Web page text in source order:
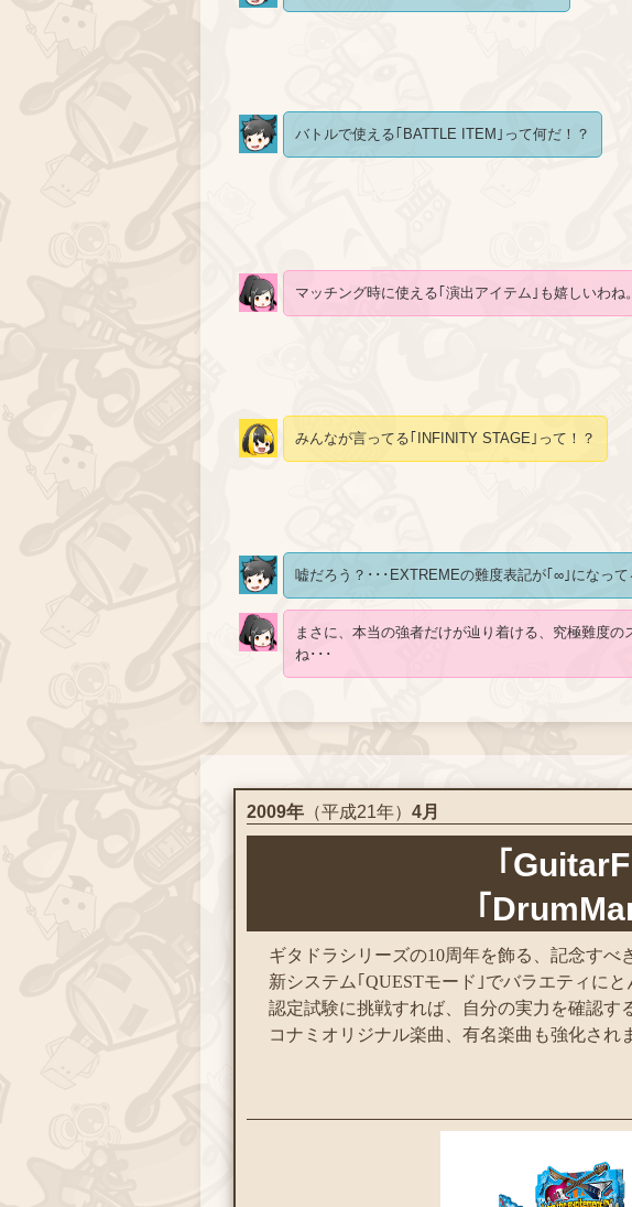
バトルで使える｢BATTLE ITEM｣って何だ！？
マッチング時に使える｢演出アイテム｣も嬉しいわね。
みんなが言ってる｢INFINITY STAGE｣って！？
嘘だろう？･･･EXTREMEの難度表記が｢∞｣になって
まさに、本当の強者だけが辿り着ける、究極難度の
ね･･･
2009年 （平成21年） 4月
｢
｢
ギタドラシリーズの10周年を飾る、記念すべ
新システム｢QUESTモード｣でバラエティにと
認定試験に挑戦すれば、自分の実力を確認す
コナミオリジナル楽曲、有名楽曲も強化され